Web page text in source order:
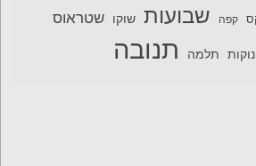
קפה שבועות שוקו שטראוס
תלמה תנובה